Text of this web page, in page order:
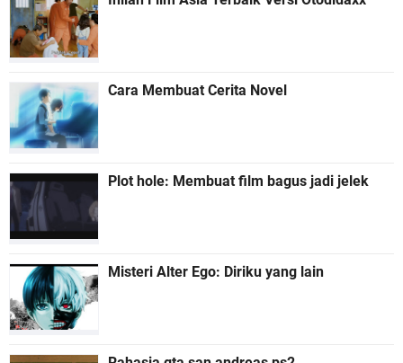
Cara Membuat Cerita Novel
Plot hole: Membuat film bagus jadi jelek
Misteri Alter Ego: Diriku yang lain